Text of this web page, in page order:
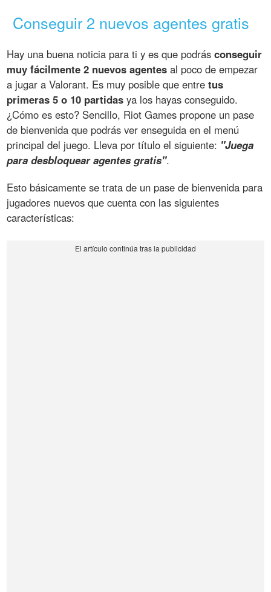
Conseguir 2 nuevos agentes gratis
Hay una buena noticia para ti y es que podrásconseguir
muy fácilmente 2 nuevos agentes al poco de empezar
a jugar a Valorant. Es muy posible que entretus
primeras 5 o 10 partidas ya los hayas conseguido.
¿Cómo es esto? Sencillo, Riot Games propone un pase
de bienvenida que podrás ver enseguida en el menú
principal del juego. Lleva por título el siguiente: "Juega
para desbloquear agentes gratis".
Esto básicamente se trata de un pase de bienvenida para
jugadores nuevos que cuenta con las siguientes
características: